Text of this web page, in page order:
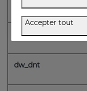
ads/ga-audiences
dw_dnt
Accepter tout